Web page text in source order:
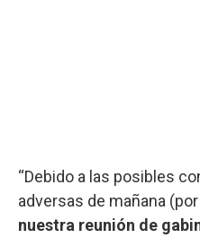
“Debido a las posibles
adversas de mañana
nuestra reunión de